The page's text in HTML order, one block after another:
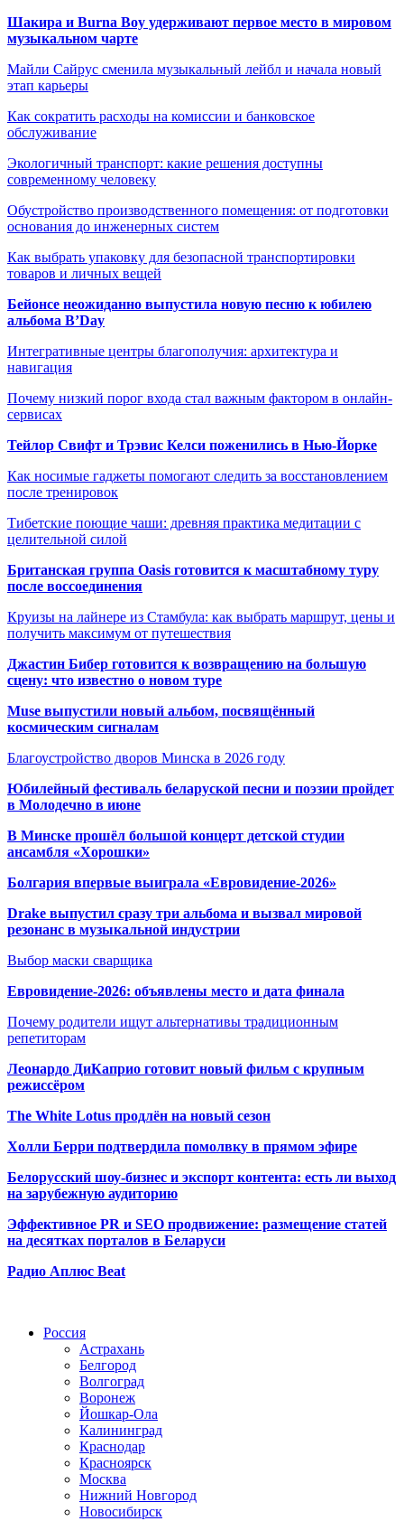
Шакира и Burna Boy удерживают первое место в мировом
музыкальном чарте
Майли Сайрус сменила музыкальный лейбл и начала новый
этап карьеры
Как сократить расходы на комиссии и банковское
обслуживание
Экологичный транспорт: какие решения доступны
современному человеку
Обустройство производственного помещения: от подготовки
основания до инженерных систем
Как выбрать упаковку для безопасной транспортировки
товаров и личных вещей
Бейонсе неожиданно выпустила новую песню к юбилею
альбома B’Day
Интегративные центры благополучия: архитектура и
навигация
Почему низкий порог входа стал важным фактором в онлайн-
сервисах
Тейлор Свифт и Трэвис Келси поженились в Нью-Йорке
Как носимые гаджеты помогают следить за восстановлением
после тренировок
Тибетские поющие чаши: древняя практика медитации с
целительной силой
Британская группа Oasis готовится к масштабному туру
после воссоединения
Круизы на лайнере из Стамбула: как выбрать маршрут, цены и
получить максимум от путешествия
Джастин Бибер готовится к возвращению на большую
сцену: что известно о новом туре
Muse выпустили новый альбом, посвящённый
космическим сигналам
Благоустройство дворов Минска в 2026 году
Юбилейный фестиваль беларуской песни и поэзии пройдет
в Молодечно в июне
В Минске прошёл большой концерт детской студии
ансамбля «Хорошки»
Болгария впервые выиграла «Евровидение-2026»
Drake выпустил сразу три альбома и вызвал мировой
резонанс в музыкальной индустрии
Выбор маски сварщика
Евровидение-2026: объявлены место и дата финала
Почему родители ищут альтернативы традиционным
репетиторам
Леонардо ДиКаприо готовит новый фильм с крупным
режиссёром
The White Lotus продлён на новый сезон
Холли Берри подтвердила помолвку в прямом эфире
Белорусский шоу-бизнес и экспорт контента: есть ли выход
на зарубежную аудиторию
Эффективное PR и SEO продвижение: размещение статей
на десятках порталов в Беларуси
Радио Аплюс Beat
Россия
Астрахань
Белгород
Волгоград
Воронеж
Йошкар-Ола
Калининград
Краснодар
Красноярск
Москва
Нижний Новгород
Новосибирск